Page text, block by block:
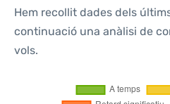
Hem recollit dades dels
continuació una anàlisi de
vols.